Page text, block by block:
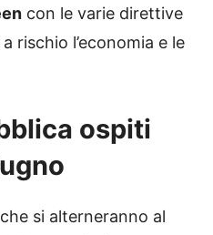
con le varie direttive
rischio l’economia e le
ospiti
si alterneranno al